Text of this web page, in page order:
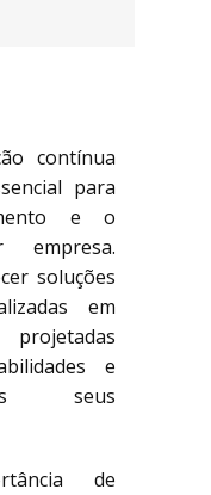
contínua
para
e o
empresa.
soluções
em
e
seus
de